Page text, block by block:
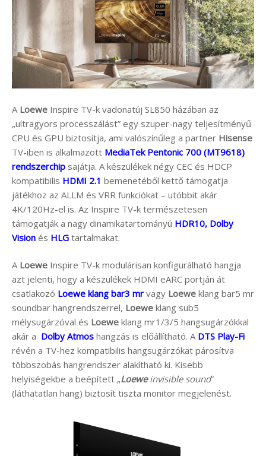
A Loewe Inspire TV-k vadonatúj SL850 házában az
„ultragyors processzálást” egy szuper-nagy teljesítményű
CPU és GPU biztosítja, ami valószínűleg a partner Hisense
TV-iben is alkalmazott MediaTek Pentonic 700 (MT9618)
rendszerchip sajátja. A készülékek négy CEC és HDCP
kompatibilis HDMI 2.1 bemenetéből kettő támogatja
játékhoz az ALLM és VRR funkciókat – utóbbit akár
4K/120Hz-el is. Az Inspire TV-k természetesen
támogatják a nagy dinamikatartományú HDR10, Dolby
Vision és HLG tartalmakat.
A Loewe Inspire TV-k modulárisan konfigurálható hangja
azt jelenti, hogy a készülékek HDMI eARC portján át
csatlakozó Loewe klang bar3 mr vagy Loewe klang bar5 mr
soundbar hangrendszerrel, Loewe klang sub5
mélysugárzóval és Loewe klang mr1/3/5 hangsugárzókkal
akár a Dolby Atmos hangzás is előállítható. A DTS Play-Fi
révén a TV-hez kompatibilis hangsugárzókat párosítva
többszobás hangrendszer alakítható ki. Kisebb
helyiségekbe a beépített „Loeweinvisible sound”
(láthatatlan hang) biztosít tiszta monitor megjelenést.